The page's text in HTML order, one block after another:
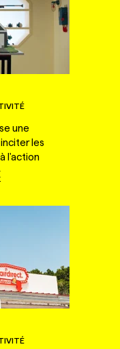
une
les
l'action